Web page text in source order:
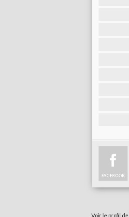
FACEBOOK
Voir le profil de